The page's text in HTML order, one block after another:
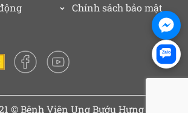
Chính sách bảo mật
© Bệnh Viện Ung Bướu Hưng Việt
Zalo